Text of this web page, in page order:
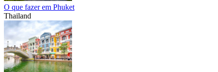
O que fazer em Phuket
Thailand